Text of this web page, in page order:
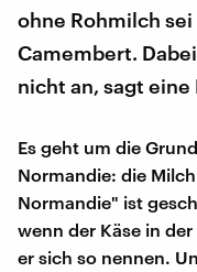
ohne Rohmilch
Camembert.
nicht an, sagt
Es geht um die
Normandie: die
Normandie" ist
wenn der Käse in
er sich so nennen.